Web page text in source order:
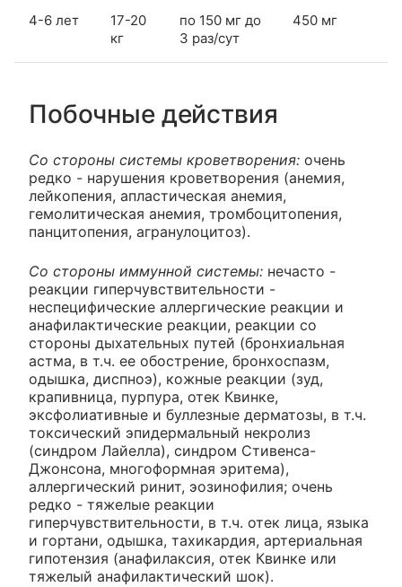
4-6 лет
17-20
кг
по 150 мг до
3 раз/сут
450 мг
Побочные действия
Со стороны системы кроветворения: очень
редко - нарушения кроветворения (анемия,
лейкопения, апластическая анемия,
гемолитическая анемия, тромбоцитопения,
панцитопения, агранулоцитоз).
Со стороны иммунной системы: нечасто -
реакции гиперчувствительности -
неспецифические аллергические реакции и
анафилактические реакции, реакции со
стороны дыхательных путей (бронхиальная
астма, в т.ч. ее обострение, бронхоспазм,
одышка, диспноэ), кожные реакции (зуд,
крапивница, пурпура, отек Квинке,
эксфолиативные и буллезные дерматозы, в т.ч.
токсический эпидермальный некролиз
(синдром Лайелла), синдром Стивенса-
Джонсона, многоформная эритема),
аллергический ринит, эозинофилия; очень
редко - тяжелые реакции
гиперчувствительности, в т.ч. отек лица, языка
и гортани, одышка, тахикардия, артериальная
гипотензия (анафилаксия, отек Квинке или
тяжелый анафилактический шок).